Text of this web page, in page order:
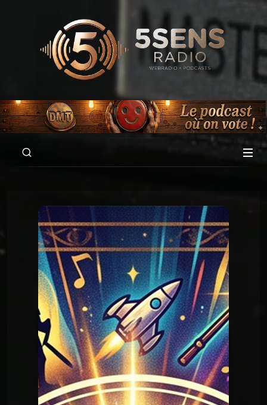
00:00
Question Graal
Graal V2 - 61 Cinéma
Question Graal Graal V2 - 61 Cinéma
Question Graal Graal V2 - 99 musique